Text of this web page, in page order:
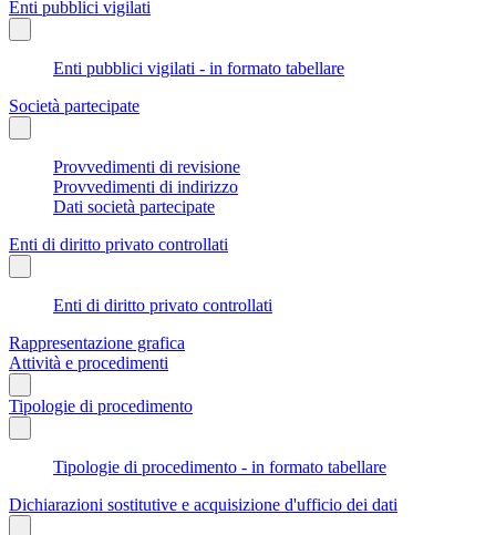
Enti pubblici vigilati
Enti pubblici vigilati - in formato tabellare
Società partecipate
Provvedimenti di revisione
Provvedimenti di indirizzo
Dati società partecipate
Enti di diritto privato controllati
Enti di diritto privato controllati
Rappresentazione grafica
Attività e procedimenti
Tipologie di procedimento
Tipologie di procedimento - in formato tabellare
Dichiarazioni sostitutive e acquisizione d'ufficio dei dati